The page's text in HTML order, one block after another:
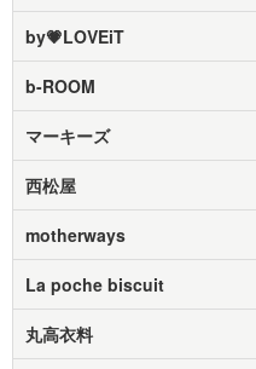
by💗LOVEiT
b-ROOM
マーキーズ
西松屋
motherways
La poche biscuit
丸高衣料